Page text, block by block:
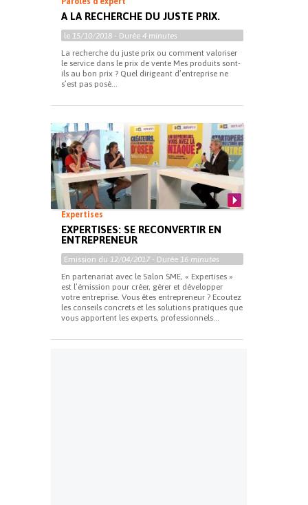
A LA RECHERCHE DU JUSTE PRIX.
le 15/10/2018 - Durée 4 minutes
La recherche du juste prix ou comment valoriser
le service dans le prix de vente Mes produits sont-
ils au bon prix ? Quel dirigeant d’entreprise ne
s’est pas posé...
Expertises
EXPERTISES: SE RECONVERTIR EN
ENTREPRENEUR
Emission du 12/04/2017 - Durée 16 minutes
En partenariat avec le Salon SME, « Expertises »
est l’émission pour créer, gérer et développer
votre entreprise. Vous êtes entrepreneur ? Ecoutez
les conseils concrets et les solutions pratiques que
vous apportent les experts, professionnels...